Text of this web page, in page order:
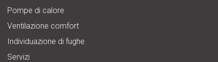
Pompe di calore
Ventilazione comfort
Individuazione di fughe
Servizi